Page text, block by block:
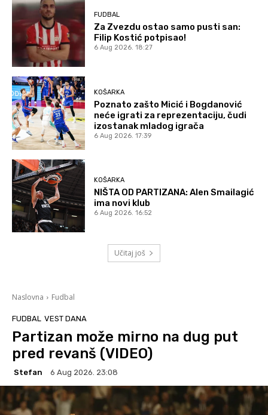
FUDBAL
Za Zvezdu ostao samo pusti san:
Filip Kostić potpisao!
6 Aug 2026. 18:27
KOŠARKA
Poznato zašto Micić i Bogdanović
neće igrati za reprezentaciju, čudi
izostanak mladog igrača
6 Aug 2026. 17:39
KOŠARKA
NIŠTA OD PARTIZANA: Alen Smailagić
ima novi klub
6 Aug 2026. 16:52
Učitaj još